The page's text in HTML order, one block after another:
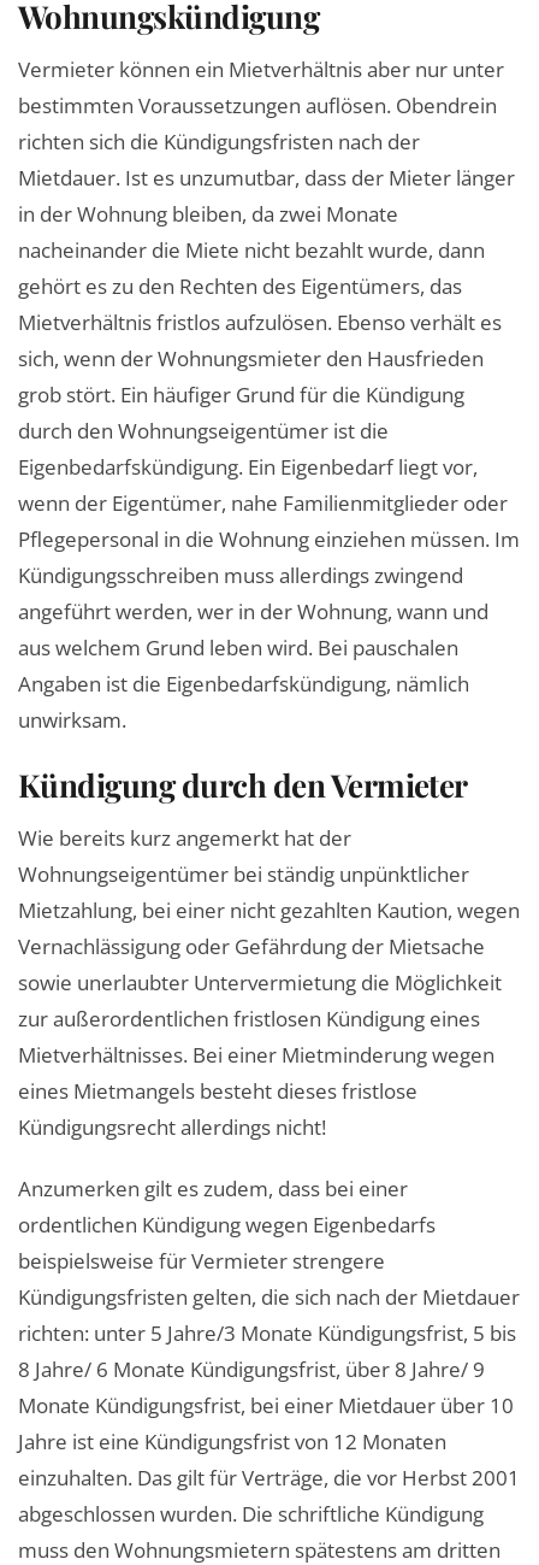
Wohnungskündigung
Vermieter können ein Mietverhältnis aber nur unter
bestimmten Voraussetzungen auflösen. Obendrein
richten sich die Kündigungsfristen nach der
Mietdauer. Ist es unzumutbar, dass der Mieter länger
in der Wohnung bleiben, da zwei Monate
nacheinander die Miete nicht bezahlt wurde, dann
gehört es zu den Rechten des Eigentümers, das
Mietverhältnis fristlos aufzulösen. Ebenso verhält es
sich, wenn der Wohnungsmieter den Hausfrieden
grob stört. Ein häufiger Grund für die Kündigung
durch den Wohnungseigentümer ist die
Eigenbedarfskündigung. Ein Eigenbedarf liegt vor,
wenn der Eigentümer, nahe Familienmitglieder oder
Pflegepersonal in die Wohnung einziehen müssen. Im
Kündigungsschreiben muss allerdings zwingend
angeführt werden, wer in der Wohnung, wann und
aus welchem Grund leben wird. Bei pauschalen
Angaben ist die Eigenbedarfskündigung, nämlich
unwirksam.
Kündigung durch den Vermieter
Wie bereits kurz angemerkt hat der
Wohnungseigentümer bei ständig unpünktlicher
Mietzahlung, bei einer nicht gezahlten Kaution, wegen
Vernachlässigung oder Gefährdung der Mietsache
sowie unerlaubter Untervermietung die Möglichkeit
zur außerordentlichen fristlosen Kündigung eines
Mietverhältnisses. Bei einer Mietminderung wegen
eines Mietmangels besteht dieses fristlose
Kündigungsrecht allerdings nicht!
Anzumerken gilt es zudem, dass bei einer
ordentlichen Kündigung wegen Eigenbedarfs
beispielsweise für Vermieter strengere
Kündigungsfristen gelten, die sich nach der Mietdauer
richten: unter 5 Jahre/3 Monate Kündigungsfrist, 5 bis
8 Jahre/ 6 Monate Kündigungsfrist, über 8 Jahre/ 9
Monate Kündigungsfrist, bei einer Mietdauer über 10
Jahre ist eine Kündigungsfrist von 12 Monaten
einzuhalten. Das gilt für Verträge, die vor Herbst 2001
abgeschlossen wurden. Die schriftliche Kündigung
muss den Wohnungsmietern spätestens am dritten